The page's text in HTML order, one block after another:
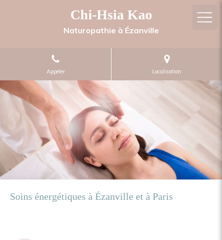
Chi-Hsia Kao
Naturopathie à Ézanville
Appeler Localisation
Soins énergétiques à Ézanville et à Paris